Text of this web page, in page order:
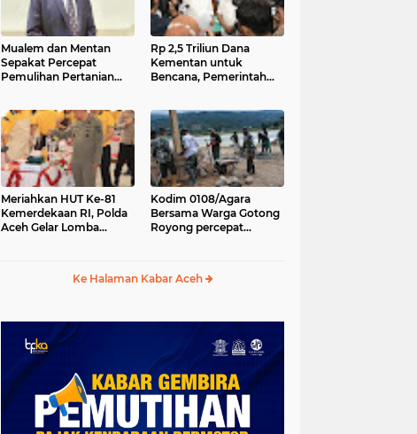
Mualem dan Mentan
Sepakat Percepat
Pemulihan Pertanian
Rp 2,5 Triliun Dana
Kementan untuk
Bencana, Pemerintah
Meriahkan HUT Ke-81
Kemerdekaan RI, Polda
Aceh Gelar Lomba
Kodim 0108/Agara
Bersama Warga Gotong
Royong percepat
Tenggara
Ke Halaman Kabar Aceh